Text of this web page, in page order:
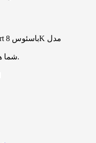
شما هم می‌توانید در مورد این کالا نظر بدهید.